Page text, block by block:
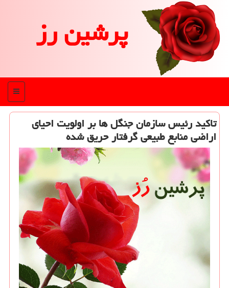
پرشین رز
منو
تاكید رئیس سازمان جنگل ها بر اولویت احیای
اراضی منابع طبیعی گرفتار حریق شده